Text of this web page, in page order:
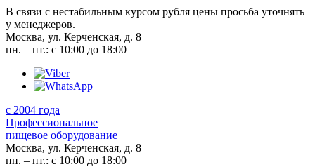
В связи с нестабильным курсом рубля цены просьба уточнять
у менеджеров.
Москва, ул. Керченская, д. 8
пн. – пт.: с 10:00 до 18:00
с 2004 года
Профессиональное
пищевое оборудование
Москва, ул. Керченская, д. 8
пн. – пт.: с 10:00 до 18:00